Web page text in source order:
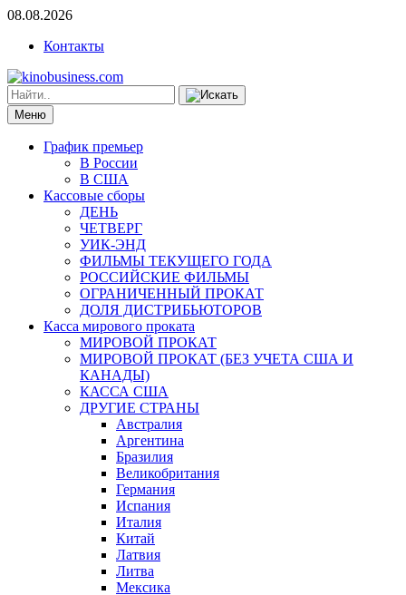
08.08.2026
Контакты
Меню
График премьер
В России
В США
Кассовые сборы
ДЕНЬ
ЧЕТВЕРГ
УИК-ЭНД
ФИЛЬМЫ ТЕКУЩЕГО ГОДА
РОССИЙСКИЕ ФИЛЬМЫ
ОГРАНИЧЕННЫЙ ПРОКАТ
ДОЛЯ ДИСТРИБЬЮТОРОВ
Касса мирового проката
МИРОВОЙ ПРОКАТ
МИРОВОЙ ПРОКАТ (БЕЗ УЧЕТА США И
КАНАДЫ)
КАССА США
ДРУГИЕ СТРАНЫ
Австралия
Аргентина
Бразилия
Великобритания
Германия
Испания
Италия
Китай
Латвия
Литва
Мексика